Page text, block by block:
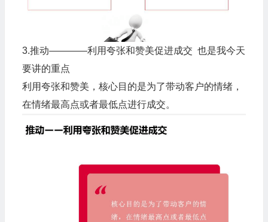
3.推动————利用夸张和赞美促进成交 也是我今天
要讲的重点
利用夸张和赞美，核心目的是为了带动客户的情绪，
在情绪最高点或者最低点进行成交。